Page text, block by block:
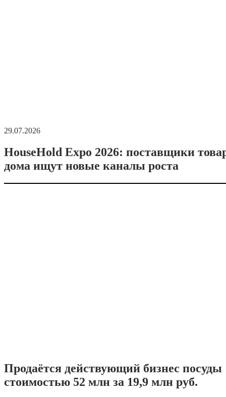
29.07.2026
HouseHold Expo 2026: поставщики
дома ищут новые каналы роста
Продаётся действующий бизнес посуды
стоимостью 52 млн за 19,9 млн руб.